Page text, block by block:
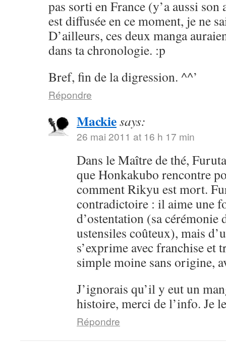
pas sorti en France (y’a aussi
est diffusée en ce moment, je ne
D’ailleurs, ces deux manga
dans ta chronologie. :p
Bref, fin de la digression. ^^’
Répondre
Mackiesays:
26 mai 2011 at 16 h 17 min
Dans le Maître de thé,
que Honkakubo rencontre
comment Rikyu est mort.
contradictoire : il aime une
d’ostentation (sa cérémonie
ustensiles coûteux), mais
s’exprime avec franchise et
simple moine sans origine,
J’ignorais qu’il y eut un
histoire, merci de l’info. Je
Répondre